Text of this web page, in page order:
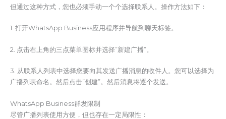
但通过这种方式，您也必须手动一个个选择联系人。操作方法如下：
1. 打开WhatsApp Business应用程序并导航到聊天标签。
2. 点击右上角的三点菜单图标并选择”新建广播”。
3. 从联系人列表中选择您要向其发送广播消息的收件人。您可以选择为
广播列表命名。然后点击”创建”。然后消息将逐个发送。
WhatsApp Business群发限制
尽管广播列表使用方便，但也存在一定局限性：